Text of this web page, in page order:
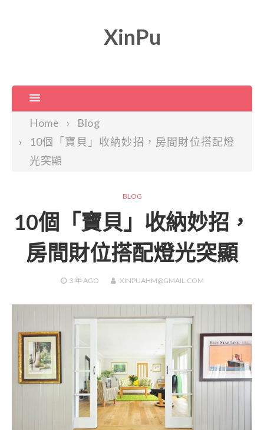
XinPu
Home
Blog
10個「寶貝」收納妙招，房間財位搭配燈
光突顯
BLOG
10個「寶貝」收納妙招，
房間財位搭配燈光突顯
3 年AGO XINPUAHM@GMAIL.COM